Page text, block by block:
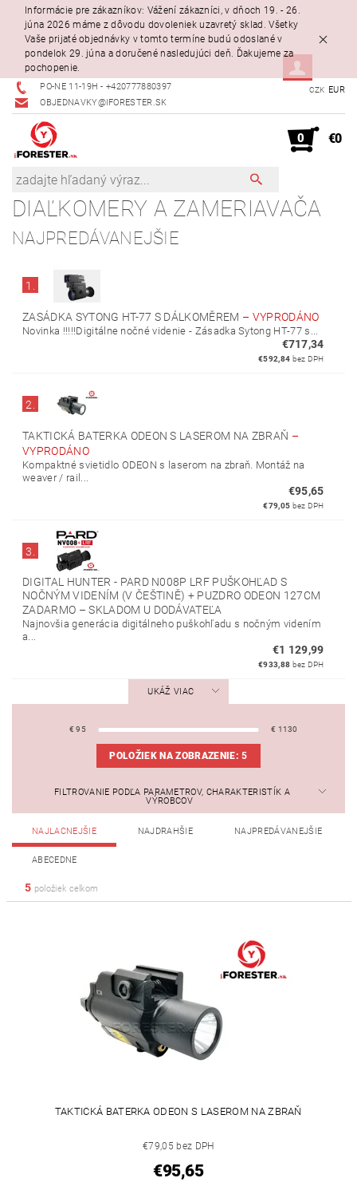
Informácie pre zákazníkov: Vážení zákazníci, v dňoch 19. - 26.
júna 2026 máme z dôvodu dovoleniek uzavretý sklad. Všetky
Vaše prijaté objednávky v tomto termíne budú odoslané v
pondelok 29. júna a doručené nasledujúci deň. Ďakujeme za
pochopenie.
PO-NE 11-19H - +420777880397
OBJEDNAVKY@IFORESTER.SK
CZK EUR
0 €0
DIAĽKOMERY A ZAMERIAVAČA
NAJPREDÁVANEJŠIE
1.
ZASÁDKA SYTONG HT-77 S DÁLKOMĚREM – VYPRODÁNO
Novinka !!!!!Digitálne nočné videnie - Zásadka Sytong HT-77 s...
€717,34
€592,84 bez DPH
2.
TAKTICKÁ BATERKA ODEON S LASEROM NA ZBRAŇ –
VYPRODÁNO
Kompaktné svietidlo ODEON s laserom na zbraň. Montáž na
weaver / rail...
€95,65
€79,05 bez DPH
3.
DIGITAL HUNTER - PARD N008P LRF PUŠKOHĽAD S
NOČNÝM VIDENÍM (V ČEŠTINĚ) + PUZDRO ODEON 127CM
ZADARMO –SKLADOM U DODÁVATEĽA
Najnovšia generácia digitálneho puškohľadu s nočným videním
a...
€1 129,99
€933,88 bez DPH
UKÁŽ VIAC
€95 € 1130
POLOŽIEK NA ZOBRAZENIE:5
FILTROVANIE PODĽA PARAMETROV, CHARAKTERISTÍK A
VÝROBCOV
NAJLACNEJŠIE NAJDRAHŠIE NAJPREDÁVANEJŠIE
ABECEDNE
5 položiek celkom
TAKTICKÁ BATERKA ODEON S LASEROM NA ZBRAŇ
€79,05 bez DPH
€95,65